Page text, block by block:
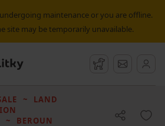
maintenance or you are offline.
site may be temporarily unavailable.
Watchdog
LAND
BEROUN